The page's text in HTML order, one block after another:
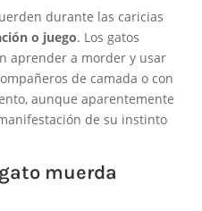
durante las caricias
o juego. Los gatos
aprender a morder y usar
de camada o con
aunque aparentemente
de su instinto
muerda